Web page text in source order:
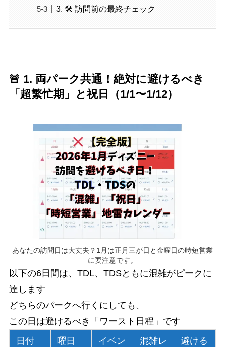
3. 🛠️ 訪問前の最終チェック
🚨 1. 両パーク共通！絶対に避けるべき
「超繁忙期」と祝日（1/1〜1/12）
あなたの訪問日は大丈夫？1月は正月三が日と金曜日の時短営業
に要注意です。
以下の6日間は、TDL、TDSともに混雑がピークに
達します
どちらのパークへ行くにしても、
この日は避けるべき「ワースト日程」です
日付
曜日
イベン
混雑レ
避ける